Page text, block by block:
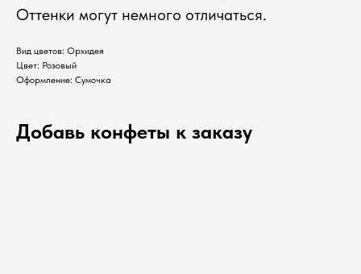
Оттенки могут немного отличаться.
Вид цветов: Орхидея
Цвет: Розовый
Оформление: Сумочка
Добавь конфеты к заказу